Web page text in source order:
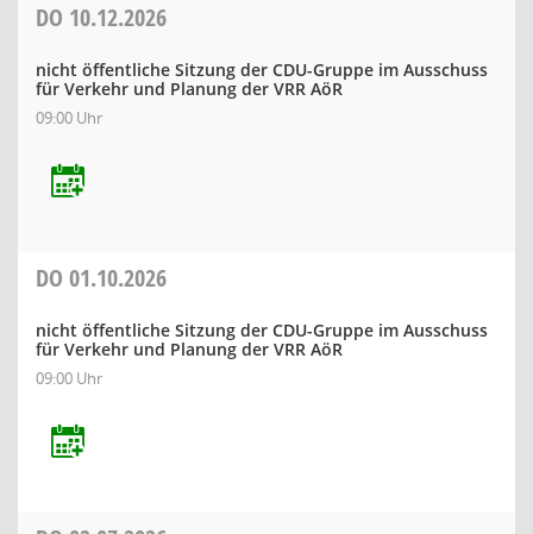
DO 10.12.2026
nicht öffentliche Sitzung der CDU-Gruppe im Ausschuss
für Verkehr und Planung der VRR AöR
09:00 Uhr
DO 01.10.2026
nicht öffentliche Sitzung der CDU-Gruppe im Ausschuss
für Verkehr und Planung der VRR AöR
09:00 Uhr